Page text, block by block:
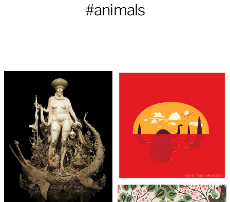
#animals